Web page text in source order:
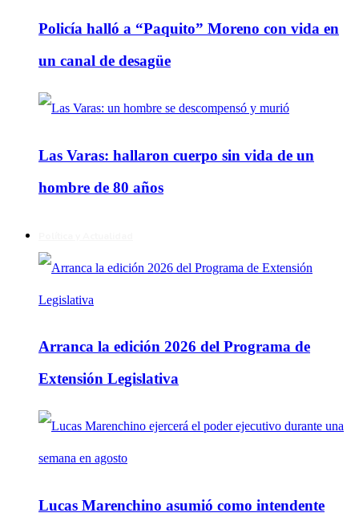
Policía halló a “Paquito” Moreno con vida en
un canal de desagüe
Las Varas: hallaron cuerpo sin vida de un
hombre de 80 años
Arranca la edición 2026 del Programa de
Extensión Legislativa
Lucas Marenchino asumió como intendente